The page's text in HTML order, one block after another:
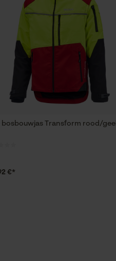
bosbouwjas Transform rood/geel
€*